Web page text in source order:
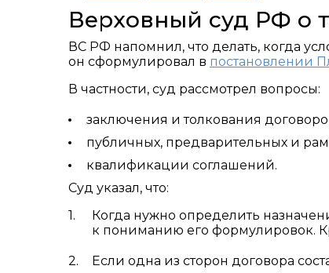
Верховный суд РФ о
ВС РФ напомнил, что делать, когда
он сформулировал в постановлении
В частности, суд рассмотрел вопросы:
заключения и толкования
публичных, предварительных и
квалификации соглашений.
Суд указал, что:
Когда нужно определить
к пониманию его формулировок.
Если одна из сторон договора